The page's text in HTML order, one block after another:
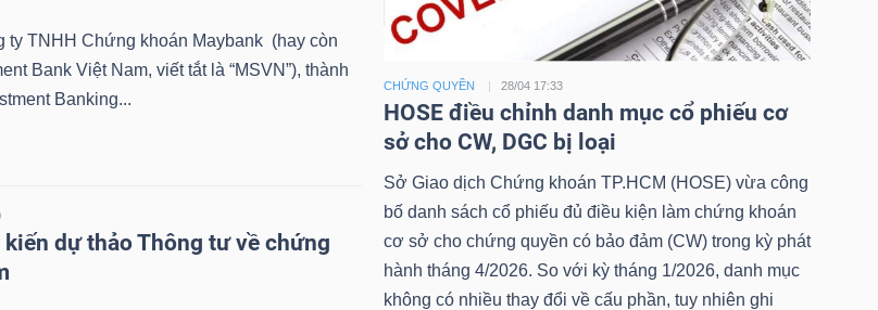
ty TNHH Chứng khoán Maybank (hay còn
Bank Việt Nam, viết tắt là “MSVN”), thành
Banking...
kiến dự thảo Thông tư về chứng
CHỨNG QUYỀN 28/04 17:33
HOSE điều chỉnh danh mục cổ phiếu cơ
sở cho CW, DGC bị loại
Sở Giao dịch Chứng khoán TP.HCM (HOSE) vừa công
bố danh sách cổ phiếu đủ điều kiện làm chứng khoán
cơ sở cho chứng quyền có bảo đảm (CW) trong kỳ phát
hành tháng 4/2026. So với kỳ tháng 1/2026, danh mục
không có nhiều thay đổi về cấu phần, tuy nhiên ghi